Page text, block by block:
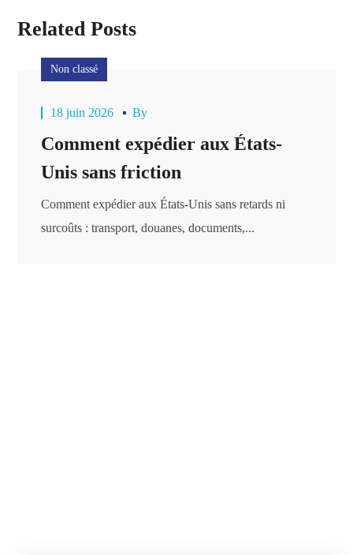
Related Posts
Non classé
18 juin 2026 By
Comment expédier aux États-
Unis sans friction
Comment expédier aux États-Unis sans retards ni
surcoûts : transport, douanes, documents,...